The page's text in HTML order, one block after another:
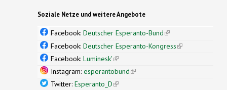
Soziale Netze und weitere Angebote
Facebook: Deutscher Esperanto-Bund(link is
external)
Facebook: Deutscher Esperanto-Kongress(link is
Facebook: Luminesk'(link is external)
Instagram: esperantobund(link is external)
Twitter: Esperanto_D(link is external)